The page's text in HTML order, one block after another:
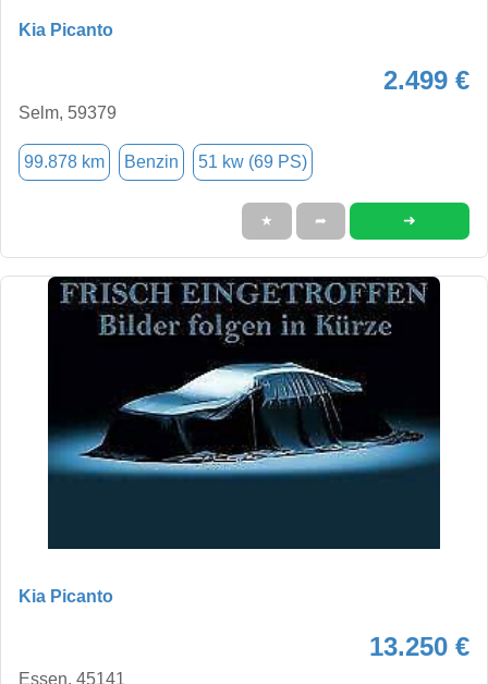
Kia Picanto
2.499 €
Selm, 59379
99.878 km Benzin 51 kw (69 PS)
★ ➦ ➜
Kia Picanto
13.250 €
Essen, 45141